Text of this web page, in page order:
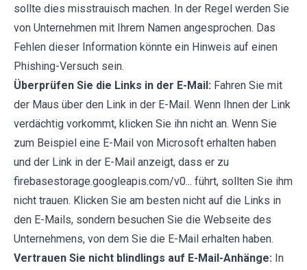
sollte dies misstrauisch machen. In der Regel werden Sie
von Unternehmen mit Ihrem Namen angesprochen. Das
Fehlen dieser Information könnte ein Hinweis auf einen
Phishing-Versuch sein.
Überprüfen Sie die Links in der E-Mail: Fahren Sie mit
der Maus über den Link in der E-Mail. Wenn Ihnen der Link
verdächtig vorkommt, klicken Sie ihn nicht an. Wenn Sie
zum Beispiel eine E-Mail von Microsoft erhalten haben
und der Link in der E-Mail anzeigt, dass er zu
firebasestorage.googleapis.com/v0... führt, sollten Sie ihm
nicht trauen. Klicken Sie am besten nicht auf die Links in
den E-Mails, sondern besuchen Sie die Webseite des
Unternehmens, von dem Sie die E-Mail erhalten haben.
Vertrauen Sie nicht blindlings auf E-Mail-Anhänge: In